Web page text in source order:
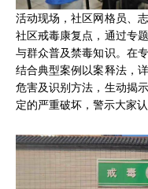
活动现场，社区网格员、
社区戒毒康复点，通过专
与群众普及禁毒知识。在
结合典型案例以案释法，
危害及识别方法，生动揭
定的严重破坏，警示大家